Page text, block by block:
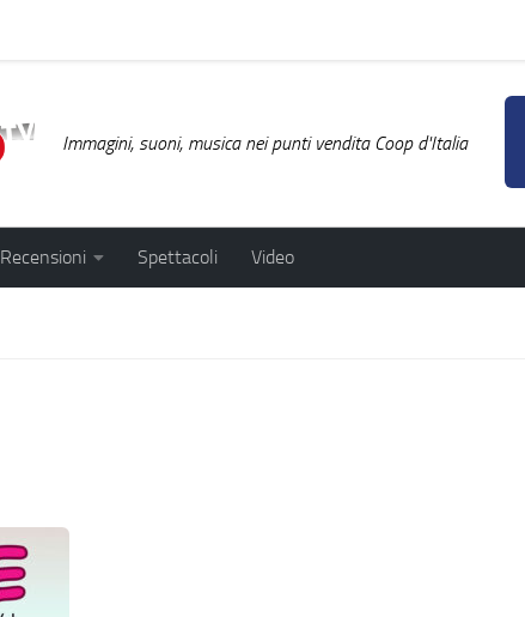
Immagini, suoni, musica nei punti vendita Coop d'Italia
Recensioni Spettacoli Video